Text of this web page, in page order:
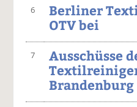
6
Berliner
OTV bei
7
Ausschüsse